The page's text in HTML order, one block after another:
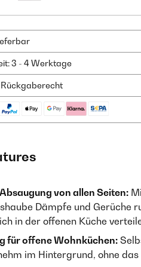
3 - 4 Werktage
Rückgaberecht
von allen Seiten:
Dämpfe und Gerüche
in der offenen Küche
für offene Wohnküchen:
im Hintergrund, ohne